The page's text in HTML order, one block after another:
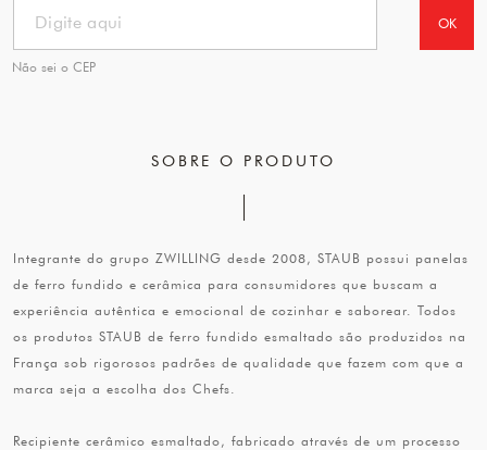
OK
Não sei o CEP
SOBRE O PRODUTO
Integrante do grupo ZWILLING desde 2008, STAUB possui panelas
de ferro fundido e cerâmica para consumidores que buscam a
experiência autêntica e emocional de cozinhar e saborear. Todos
os produtos STAUB de ferro fundido esmaltado são produzidos na
França sob rigorosos padrões de qualidade que fazem com que a
marca seja a escolha dos Chefs.
Recipiente cerâmico esmaltado, fabricado através de um processo